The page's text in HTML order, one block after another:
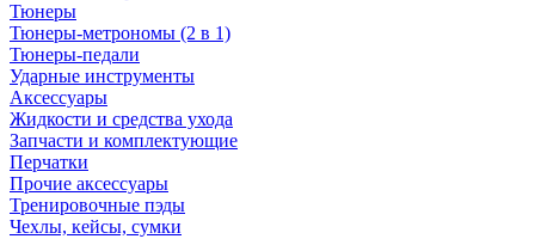
Тюнеры
Тюнеры-метрономы (2 в 1)
Тюнеры-педали
Ударные инструменты
Аксессуары
Жидкости и средства ухода
Запчасти и комплектующие
Перчатки
Прочие аксессуары
Тренировочные пэды
Чехлы, кейсы, сумки